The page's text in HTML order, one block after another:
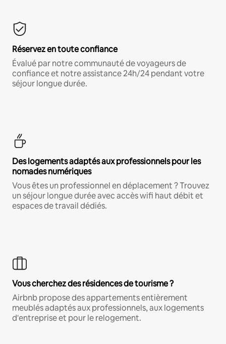
Réservez en toute confiance
Évalué par notre communauté de voyageurs de
confiance et notre assistance 24h/24 pendant votre
séjour longue durée.
Des logements adaptés aux professionnels pour les
nomades numériques
Vous êtes un professionnel en déplacement ? Trouvez
un séjour longue durée avec accès wifi haut débit et
espaces de travail dédiés.
Vous cherchez des résidences de tourisme ?
Airbnb propose des appartements entièrement
meublés adaptés aux professionnels, aux logements
d'entreprise et pour le relogement.